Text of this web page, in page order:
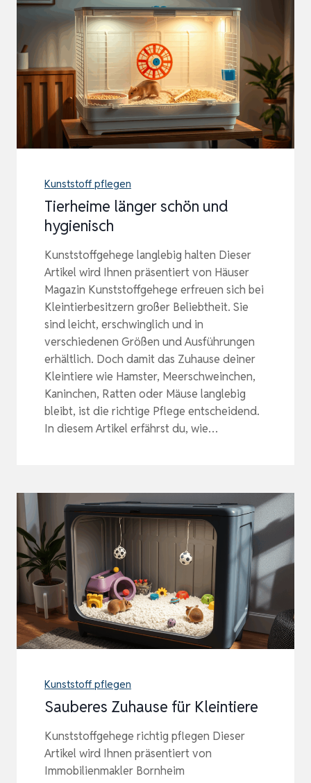
Kunststoff pflegen
Tierheime länger schön und
hygienisch
Kunststoffgehege langlebig halten Dieser
Artikel wird Ihnen präsentiert von Häuser
Magazin Kunststoffgehege erfreuen sich bei
Kleintierbesitzern großer Beliebtheit. Sie
sind leicht, erschwinglich und in
verschiedenen Größen und Ausführungen
erhältlich. Doch damit das Zuhause deiner
Kleintiere wie Hamster, Meerschweinchen,
Kaninchen, Ratten oder Mäuse langlebig
bleibt, ist die richtige Pflege entscheidend.
In diesem Artikel erfährst du, wie…
Kunststoff pflegen
Sauberes Zuhause für Kleintiere
Kunststoffgehege richtig pflegen Dieser
Artikel wird Ihnen präsentiert von
Immobilienmakler Bornheim